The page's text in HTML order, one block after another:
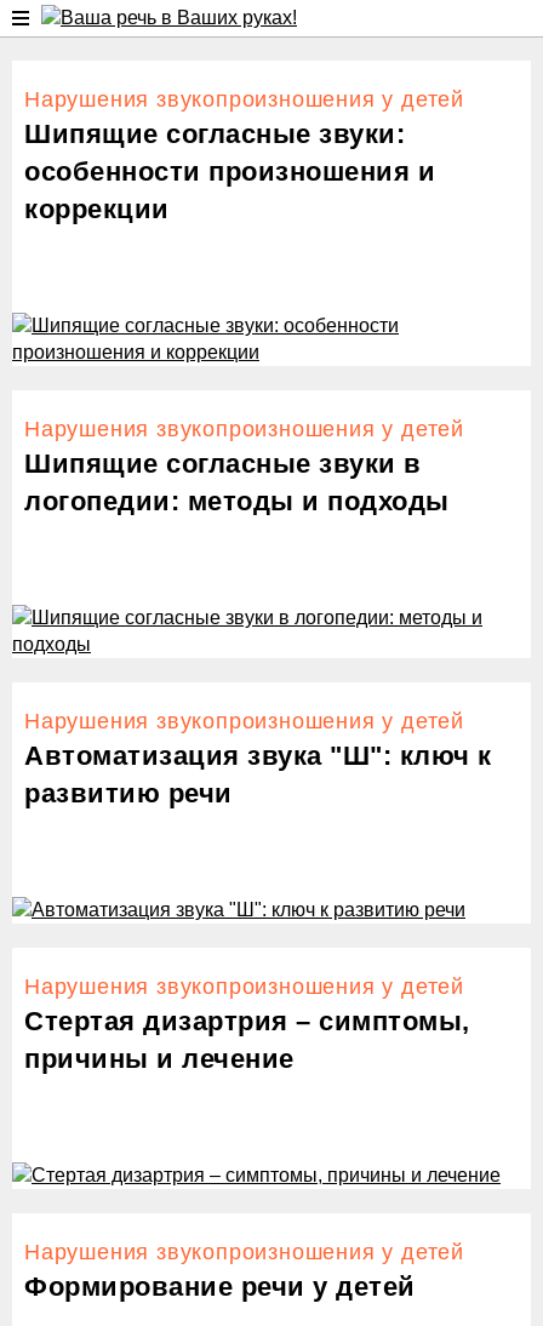
Нарушения звукопроизношения у детей
Шипящие согласные звуки:
особенности произношения и
коррекции
Нарушения звукопроизношения у детей
Шипящие согласные звуки в
логопедии: методы и подходы
Нарушения звукопроизношения у детей
Автоматизация звука "Ш": ключ к
развитию речи
Нарушения звукопроизношения у детей
Стертая дизартрия – симптомы,
причины и лечение
Нарушения звукопроизношения у детей
Формирование речи у детей